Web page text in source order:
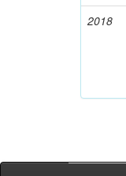
2018